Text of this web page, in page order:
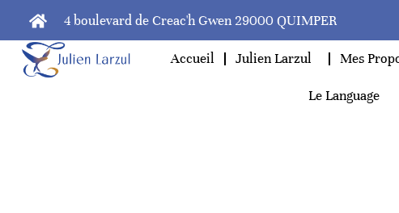
4 boulevard de Creac'h Gwen 29000 QUIMPER
Accueil Julien Larzul Mes
Le Language